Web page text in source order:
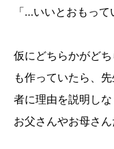
「…いいとおもって
仮にどちらかがど
も作っていたら、
者に理由を説明し
お父さんやお母さん